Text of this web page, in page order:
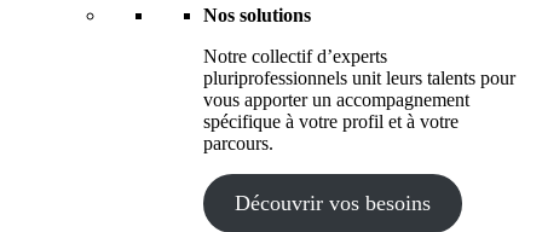
Nos solutions
Notre collectif d’experts
pluriprofessionnels unit leurs talents pour
vous apporter un accompagnement
spécifique à votre profil et à votre
parcours.
Découvrir vos besoins